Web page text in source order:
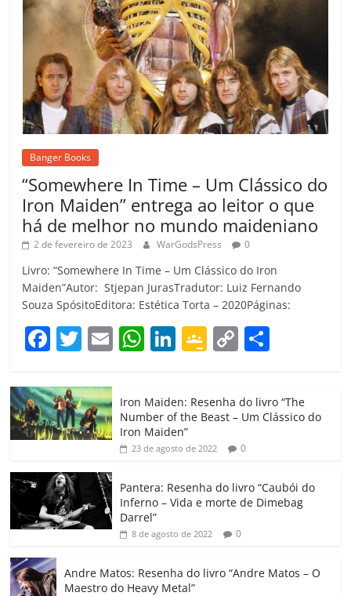
Banger Books
“Somewhere In Time – Um Clássico do
Iron Maiden” entrega ao leitor o que
há de melhor no mundo maideniano
2 de fevereiro de 2023 WarGodsPress 0
Livro: “Somewhere In Time – Um Clássico do Iron
Maiden”Autor: Stjepan JurasTradutor: Luiz Fernando
Souza SpósitoEditora: Estética Torta – 2020Páginas:
F
c
e
b
o
o
k
T
itt
er
E W
at
s
A
p
Li
e
dI
G
gl
e
Cl
a
ss
ro
o
C
p
y
Li
k
m
p
h
ar
Iron Maiden: Resenha do livro “The
Number of the Beast – Um Clássico do
Iron Maiden”
23 de agosto de 2022 0
Pantera: Resenha do livro “Caubói do
Inferno – Vida e morte de Dimebag
Darrel”
8 de agosto de 2022 0
Andre Matos: Resenha do livro “Andre Matos – O
Maestro do Heavy Metal”